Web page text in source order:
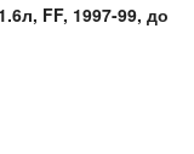
FF, 1997-99, до